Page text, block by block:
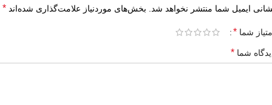
ایمیل شما منتشر نخواهد شد. بخش‌های موردنیاز علامت‌گذاری شده‌اند *
شما *
شما *